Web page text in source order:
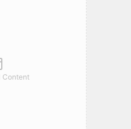
Content